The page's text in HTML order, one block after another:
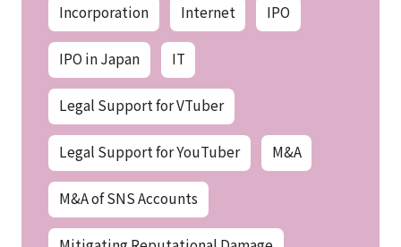
Incorporation Internet IPO
IPO in Japan IT
Legal Support for VTuber
Legal Support for YouTuber M&A
M&A of SNS Accounts